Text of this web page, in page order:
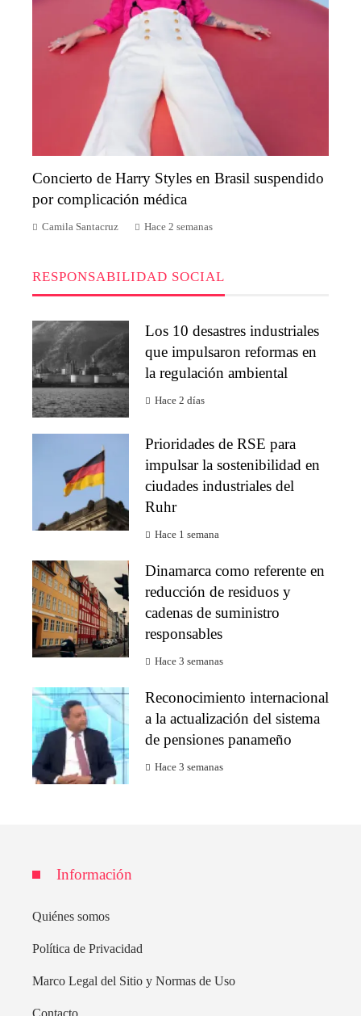
Concierto de Harry Styles en Brasil suspendido
por complicación médica
Camila Santacruz Hace 2 semanas
RESPONSABILIDAD SOCIAL
Los 10 desastres industriales
que impulsaron reformas en
la regulación ambiental
Hace 2 días
Prioridades de RSE para
impulsar la sostenibilidad en
ciudades industriales del
Ruhr
Hace 1 semana
Dinamarca como referente en
reducción de residuos y
cadenas de suministro
responsables
Hace 3 semanas
Reconocimiento internacional
a la actualización del sistema
de pensiones panameño
Hace 3 semanas
Información
Quiénes somos
Política de Privacidad
Marco Legal del Sitio y Normas de Uso